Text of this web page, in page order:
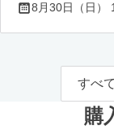
8月30日（日）
すべ
購